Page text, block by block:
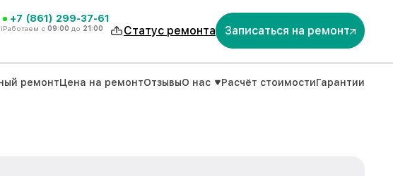
+7 (861) 299-37-61
Работаем с 09:00 до 21:00 Статус ремонта Записаться на ремонт
ремонтЦена на ремонтОтзывыО нас Расчёт стоимостиГарантии